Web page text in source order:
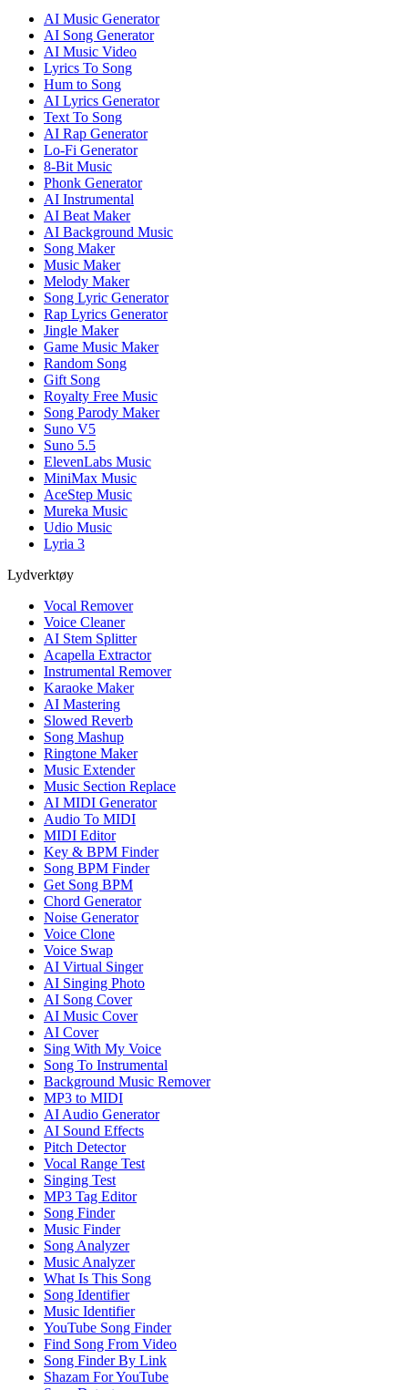
AI Music Generator
AI Song Generator
AI Music Video
Lyrics To Song
Hum to Song
AI Lyrics Generator
Text To Song
AI Rap Generator
Lo-Fi Generator
8-Bit Music
Phonk Generator
AI Instrumental
AI Beat Maker
AI Background Music
Song Maker
Music Maker
Melody Maker
Song Lyric Generator
Rap Lyrics Generator
Jingle Maker
Game Music Maker
Random Song
Gift Song
Royalty Free Music
Song Parody Maker
Suno V5
Suno 5.5
ElevenLabs Music
MiniMax Music
AceStep Music
Mureka Music
Udio Music
Lyria 3
Lydverktøy
Vocal Remover
Voice Cleaner
AI Stem Splitter
Acapella Extractor
Instrumental Remover
Karaoke Maker
AI Mastering
Slowed Reverb
Song Mashup
Ringtone Maker
Music Extender
Music Section Replace
AI MIDI Generator
Audio To MIDI
MIDI Editor
Key & BPM Finder
Song BPM Finder
Get Song BPM
Chord Generator
Noise Generator
Voice Clone
Voice Swap
AI Virtual Singer
AI Singing Photo
AI Song Cover
AI Music Cover
AI Cover
Sing With My Voice
Song To Instrumental
Background Music Remover
MP3 to MIDI
AI Audio Generator
AI Sound Effects
Pitch Detector
Vocal Range Test
Singing Test
MP3 Tag Editor
Song Finder
Music Finder
Song Analyzer
Music Analyzer
What Is This Song
Song Identifier
Music Identifier
YouTube Song Finder
Find Song From Video
Song Finder By Link
Shazam For YouTube